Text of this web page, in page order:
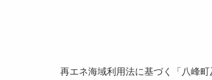
再エネ海域利用法に基づく「八峰町